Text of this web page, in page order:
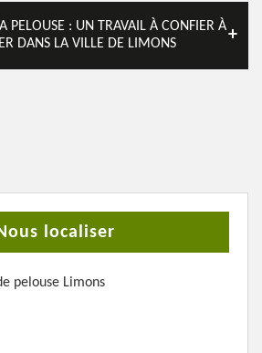
PELOUSE : UN TRAVAIL À CONFIER À
DANS LA VILLE DE LIMONS
localiser
pelouse Limons